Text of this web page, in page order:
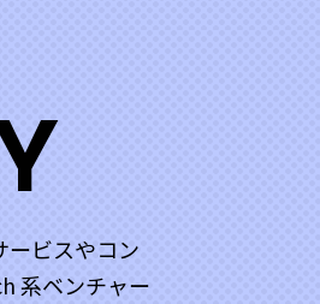
ービスやコン
系ベンチャー